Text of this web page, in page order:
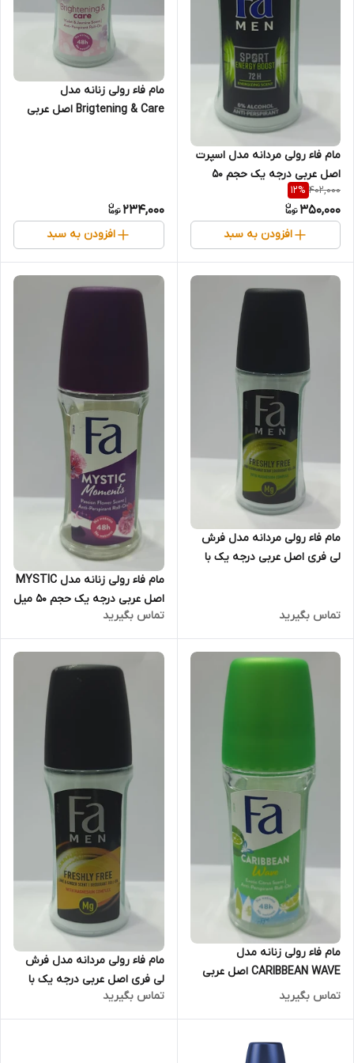
مام فاء رولی مردانه مدل اسپرت
اصل عربی درجه یک حجم 50
میل
402,000
12%
350,000
افزودن به سبد
مام فاء رولی زنانه مدل
Brigtening & Care اصل عربی
234,000
افزودن به سبد
مام فاء رولی مردانه مدل فرش
لی فری اصل عربی درجه یک با
تماس بگیرید
مام فاء رولی زنانه مدل MYSTIC
اصل عربی درجه یک حجم 50 میل
تماس بگیرید
مام فاء رولی زنانه مدل
CARIBBEAN WAVE اصل عربی
درجه یک حجم 50 میل
تماس بگیرید
مام فاء رولی مردانه مدل فرش
لی فری اصل عربی درجه یک با
عصاره لیمو ترش و زنجبیل حجم
50 میل
تماس بگیرید